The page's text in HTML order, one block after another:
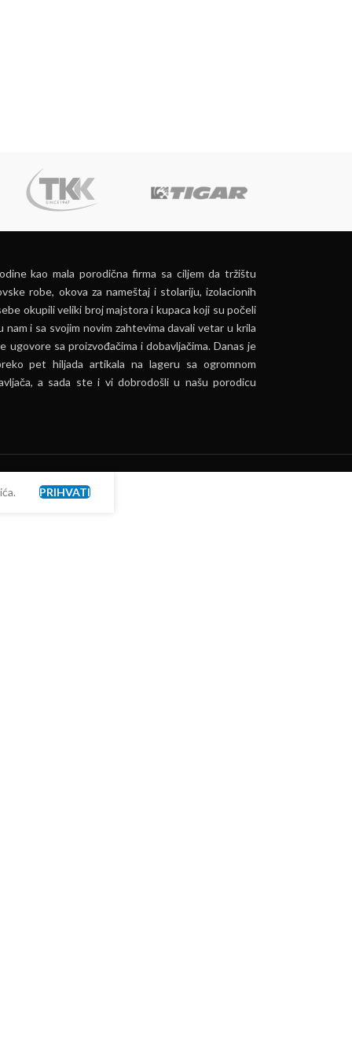
kao mala porodična firma sa ciljem da tržištu
robe, okova za nameštaj i stolariju, izolacionih
okupili veliki broj majstora i kupaca koji su počeli
i sa svojim novim zahtevima davali vetar u krila
sa proizvođačima i dobavljačima. Danas je
pet hiljada artikala na lageru sa ogromnom
a sada ste i vi dobrodošli u našu porodicu
PRIHVATI